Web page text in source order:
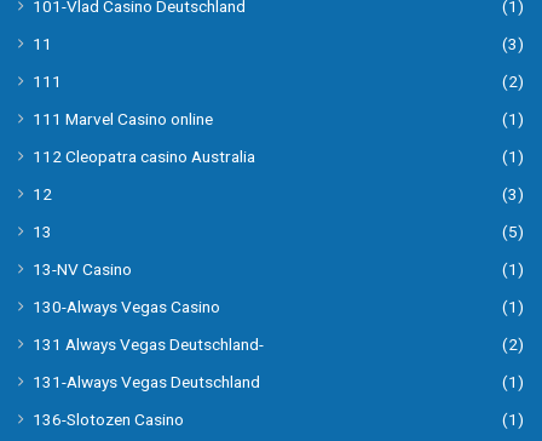
101-Vlad Casino Deutschland
(1)
11
(3)
111
(2)
111 Marvel Casino online
(1)
112 Cleopatra casino Australia
(1)
12
(3)
13
(5)
13-NV Casino
(1)
130-Always Vegas Casino
(1)
131 Always Vegas Deutschland-
(2)
131-Always Vegas Deutschland
(1)
136-Slotozen Casino
(1)